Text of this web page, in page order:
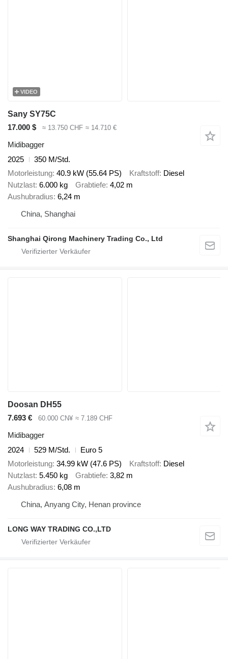
VIDEO
Sany SY75C
17.000 $
≈ 13.750 CHF ≈ 14.710 €
Midibagger
2025
350 M/Std.
Motorleistung 40.9 kW (55.64 PS) Kraftstoff Diesel
Nutzlast 6.000 kg Grabtiefe 4,02 m
Aushubradius 6,24 m
China, Shanghai
Shanghai Qirong Machinery Trading Co., Ltd
Doosan DH55
7.693 €
60.000 CN¥ ≈ 7.189 CHF
Midibagger
2024
529 M/Std.
Euro 5
Motorleistung 34.99 kW (47.6 PS) Kraftstoff Diesel
Nutzlast 5.450 kg Grabtiefe 3,82 m
Aushubradius 6,08 m
China, Anyang City, Henan province
LONG WAY TRADING CO.,LTD